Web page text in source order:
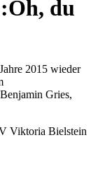
:Oh, du
2015 wieder
Gries,
Viktoria Bielstein